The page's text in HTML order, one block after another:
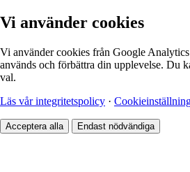
Vi använder cookies
Vi använder cookies från Google
används och förbättra din upplevelse. Du
val.
Läs vår integritetspolicy ·
Acceptera alla Endast nödvändiga